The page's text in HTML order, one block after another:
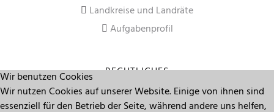
Landkreise und Landräte
Aufgabenprofil
RECHTLICHES
Wir benutzen Cookies
Wir nutzen Cookies auf unserer Website. Einige von ihnen sind
essenziell für den Betrieb der Seite, während andere uns helfen,